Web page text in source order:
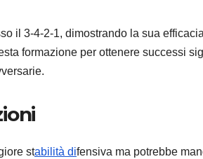
il 3-4-2-1, dimostrando la sua
formazione per ottenere successi
stabilità difensiva ma potrebbe